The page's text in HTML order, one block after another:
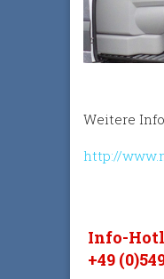
Weitere
http://
Info-
+49